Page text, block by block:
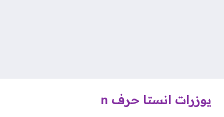
يوزرات انستا حرف n